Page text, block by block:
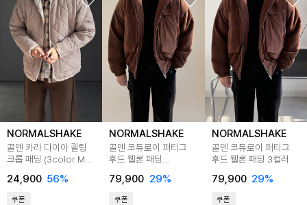
NORMALSHAKE
골덴 카라 다이아 퀼팅
크롭 패딩 (3color M-
24,900 56%
쿠폰
NORMALSHAKE
골덴 코듀로이 퍼티그
후드 웰론 패딩
79,900 29%
쿠폰
NORMALSHAKE
골덴 코듀로이 퍼티그
후드 웰론 패딩 3컬러
79,900 29%
쿠폰